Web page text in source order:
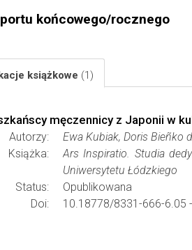
końcowego/rocznego
książkowe (1)
męczennicy z Japonii w
Autorzy:
Ewa Kubiak, Doris Bieñko
Książka:
Ars Inspiratio. Studia
Uniwersytetu Łódzkiego
Status:
Opublikowana
Doi:
10.18778/8331-666-6.05 -